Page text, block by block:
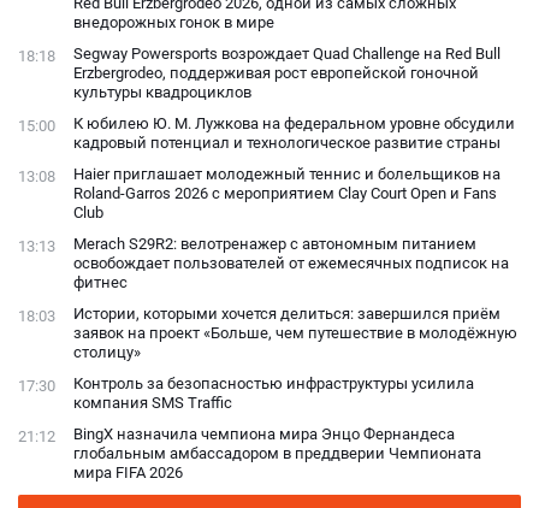
внедорожных гонок в мире
18:18
Segway Powersports возрождает Quad Challenge на Red Bull
Erzbergrodeo, поддерживая рост европейской гоночной
культуры квадроциклов
15:00
К юбилею Ю. М. Лужкова на федеральном уровне обсудили
кадровый потенциал и технологическое развитие страны
13:08
Haier приглашает молодежный теннис и болельщиков на
Roland-Garros 2026 с мероприятием Clay Court Open и Fans
Club
13:13
Merach S29R2: велотренажер с автономным питанием
освобождает пользователей от ежемесячных подписок на
фитнес
18:03
Истории, которыми хочется делиться: завершился приём
заявок на проект «Больше, чем путешествие в молодёжную
столицу»
17:30
Контроль за безопасностью инфраструктуры усилила
компания SMS Traffic
21:12
BingX назначила чемпиона мира Энцо Фернандеса
глобальным амбассадором в преддверии Чемпионата
мира FIFA 2026